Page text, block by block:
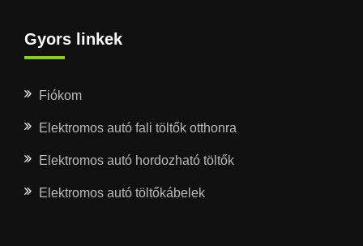
Gyors linkek
Fiókom
Elektromos autó fali töltők otthonra
Elektromos autó hordozható töltők
Elektromos autó töltőkábelek